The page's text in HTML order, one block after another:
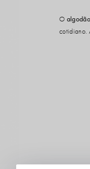
O
cotidiano.